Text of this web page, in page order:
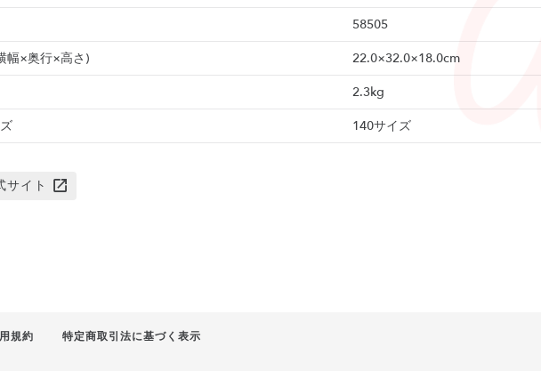
58505
幅×奥行×高さ)
22.0×32.0×18.0cm
2.3kg
140サイズ
サイト
規約 特定商取引法に基づく表示